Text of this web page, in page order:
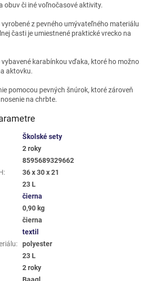
obuv či iné voľnočasové aktivity.
vyrobené z pevného umývateľného materiálu
časti je umiestnené praktické vrecko na
vybavené karabínkou vďaka, ktoré ho možno
aktovku.
pomocou pevných šnúrok, ktoré zároveň
na chrbte.
Školské sety
2 roky
8595689329662
:
36 x 30 x 21
23 L
čierna
0,90 kg
čierna
textil
:
polyester
23 L
2 roky